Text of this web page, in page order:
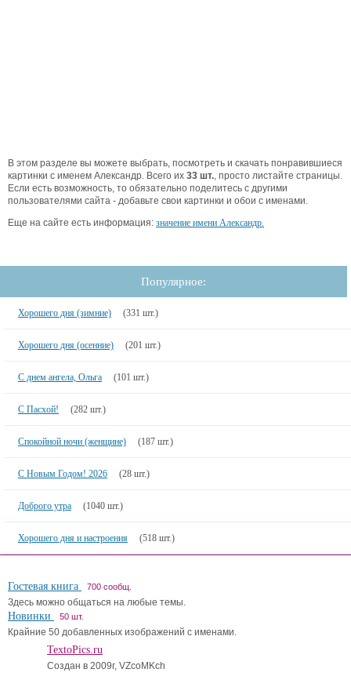
В этом разделе вы можете выбрать, посмотреть и скачать понравившиеся
картинки с именем Александр. Всего их 33 шт. , просто листайте страницы.
Если есть возможность, то обязательно поделитесь с другими
пользователями сайта - добавьте свои картинки и обои с именами.
Еще на сайте есть информация: значение имени Александр.
Популярное:
Хорошего дня (зимние) (331 шт.)
Хорошего дня (осенние) (201 шт.)
С днем ангела, Ольга (101 шт.)
С Пасхой! (282 шт.)
Спокойной ночи (женщине) (187 шт.)
С Новым Годом! 2026 (28 шт.)
Доброго утра (1040 шт.)
Хорошего дня и настроения (518 шт.)
Гостевая книга 700 сообщ.
Здесь можно общаться на любые темы.
Новинки 50 шт.
Крайние 50 добавленных изображений с именами.
TextoPics.ru
Создан в 2009г, VZcoMKch